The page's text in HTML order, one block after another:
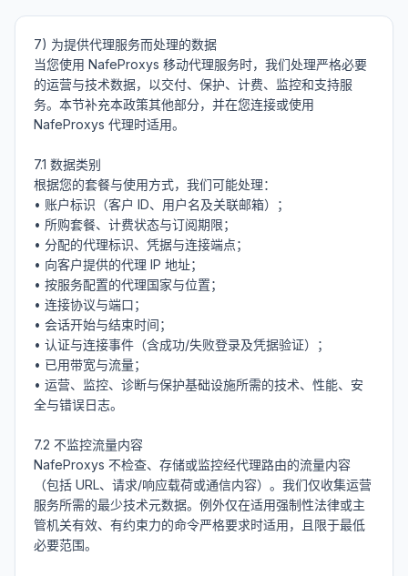
7) 为提供代理服务而处理的数据
当您使用 NafeProxys 移动代理服务时，我们处理严格必要
的运营与技术数据，以交付、保护、计费、监控和支持服
务。本节补充本政策其他部分，并在您连接或使用
NafeProxys 代理时适用。
7.1 数据类别
根据您的套餐与使用方式，我们可能处理：
• 账户标识（客户 ID、用户名及关联邮箱）；
• 所购套餐、计费状态与订阅期限；
• 分配的代理标识、凭据与连接端点；
• 向客户提供的代理 IP 地址；
• 按服务配置的代理国家与位置；
• 连接协议与端口；
• 会话开始与结束时间；
• 认证与连接事件（含成功/失败登录及凭据验证）；
• 已用带宽与流量；
• 运营、监控、诊断与保护基础设施所需的技术、性能、安
全与错误日志。
7.2 不监控流量内容
NafeProxys 不检查、存储或监控经代理路由的流量内容
（包括 URL、请求/响应载荷或通信内容）。我们仅收集运营
服务所需的最少技术元数据。例外仅在适用强制性法律或主
管机关有效、有约束力的命令严格要求时适用，且限于最低
必要范围。